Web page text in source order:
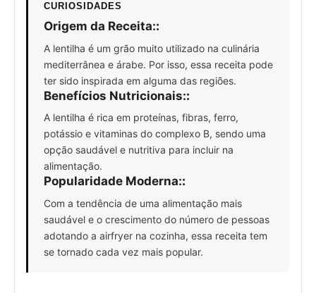
CURIOSIDADES
Origem da Receita::
A lentilha é um grão muito utilizado na culinária
mediterrânea e árabe. Por isso, essa receita pode
ter sido inspirada em alguma das regiões.
Benefícios Nutricionais::
A lentilha é rica em proteínas, fibras, ferro,
potássio e vitaminas do complexo B, sendo uma
opção saudável e nutritiva para incluir na
alimentação.
Popularidade Moderna::
Com a tendência de uma alimentação mais
saudável e o crescimento do número de pessoas
adotando a airfryer na cozinha, essa receita tem
se tornado cada vez mais popular.